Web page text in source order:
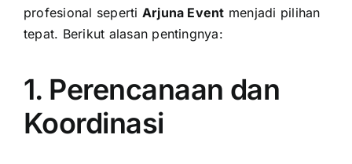
profesional seperti Arjuna Event menjadi pilihan
tepat. Berikut alasan pentingnya:
1. Perencanaan dan
Koordinasi